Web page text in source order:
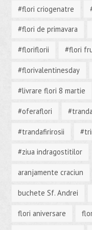
#flori criogenatre
#flori de primavara
#floriflorii #flori
#florivalentinesday
#livrare flori 8 martie
#oferaflori
#trandafirirosii
#ziua indragostitilor
aranjamente craciun
buchete Sf. Andrei
flori aniversare